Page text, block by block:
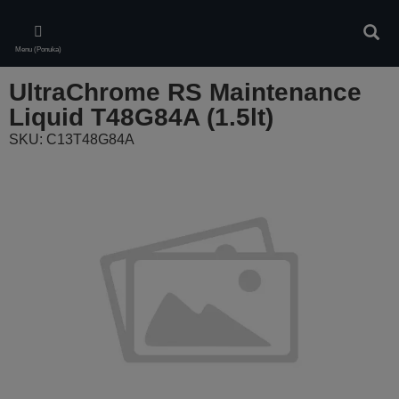
main
content
Menu (Ponuka)
UltraChrome RS Maintenance
Liquid T48G84A (1.5lt)
SKU: C13T48G84A